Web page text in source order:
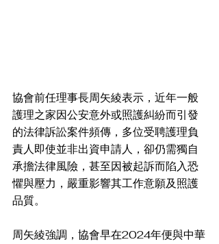
協會前任理事長周矢綾表示，近年一般
護理之家因公安意外或照護糾紛而引發
的法律訴訟案件頻傳，多位受聘護理負
責人即使並非出資申請人，卻仍需獨自
承擔法律風險，甚至因被起訴而陷入恐
懼與壓力，嚴重影響其工作意願及照護
品質。
周矢綾強調，協會早在2024年便與中華